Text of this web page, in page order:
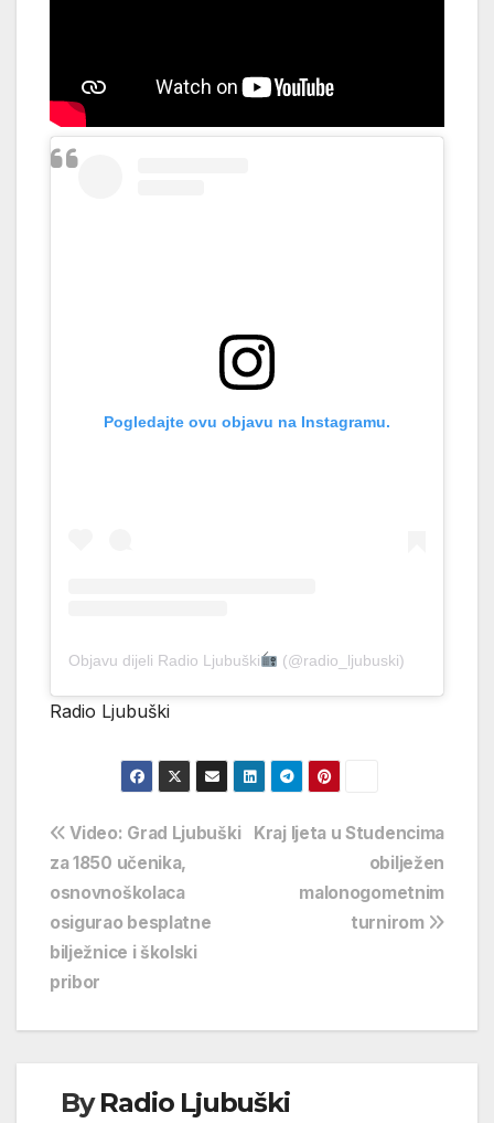
Pogledajte ovu objavu na Instagramu.
Objavu dijeli Radio Ljubuški (@radio_ljubuski)
Radio Ljubuški
Navigacija
objava
Kraj ljeta u Studencima
obilježen
malonogometnim
turnirom
Video: Grad Ljubuški
za 1850 učenika,
osnovnoškolaca
osigurao besplatne
bilježnice i školski
pribor
ByRadio Ljubuški